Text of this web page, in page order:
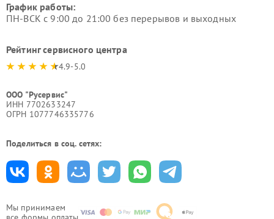
Мы принимаем
График работы:
ПН-ВСК с 9:00 до 21:00 без перерывов и выходных
Рейтинг сервисного центра
4.9-5.0
ООО "Русервис"
ИНН 7702633247
ОГРН 1077746335776
Поделиться в соц. сетях: